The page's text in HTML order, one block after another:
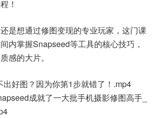
！
是想通过修图变现的专业玩家，这门课
内掌握Snapseed等工具的核心技巧，
感的大片。
出好图？因为你第1步就错了！.mp4
成就了一大批手机摄影修图高手_